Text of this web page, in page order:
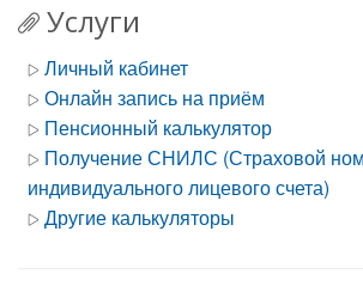
Услуги
Личный кабинет
Онлайн запись на приём
Пенсионный калькулятор
Получение СНИЛС (Страховой
индивидуального лицевого счета)
Другие калькуляторы